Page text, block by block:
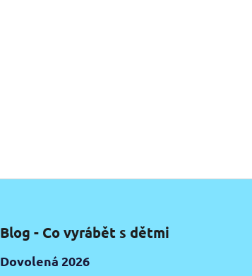
Blog - Co vyrábět s dětmi
Dovolená 2026